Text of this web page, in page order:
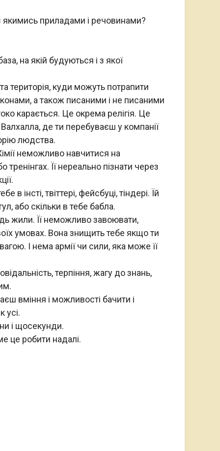
якимись приладами і речовинами?
на якій будуються і з якої
територія, куди можуть потрапити
а також писаними і не писаними
карається. Це окрема релігія. Це
де ти перебуваєш у компанії
людства.
неможливо навчитися на
Її нереально пізнати через
в інсті, твіттері, фейсбуці, тіндері. Їй
або скільки в тебе бабла.
жили. Її неможливо завоювати,
умовах. Вона знищить тебе якщо ти
І нема армії чи сили, яка може її
терпіння, жагу до знань,
вміння і можливості бачити і
усі.
і щосекунди.
це робити надалі.